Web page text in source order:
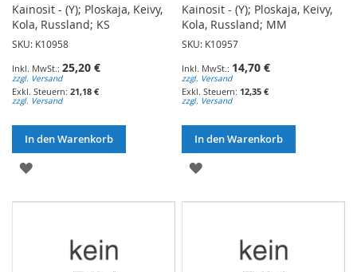
Kainosit - (Y); Ploskaja, Keivy,
Kola, Russland; KS
SKU: K10958
25,20 €
zzgl. Versand
21,18 €
zzgl. Versand
In den Warenkorb
ZUR
Kainosit - (Y); Ploskaja, Keivy,
Kola, Russland; MM
SKU: K10957
14,70 €
zzgl. Versand
12,35 €
zzgl. Versand
In den Warenkorb
ZUR